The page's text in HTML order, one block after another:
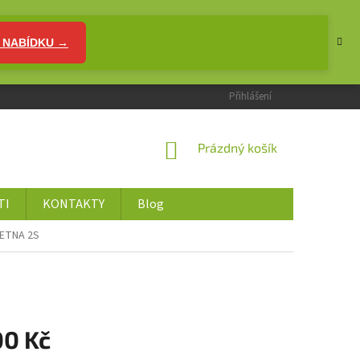
→
Přihlášení
NÁKUPNÍ
Prázdný košík
KONTAKTY Blog
2S
Kč